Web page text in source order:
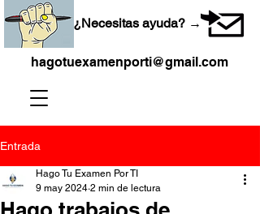
¿Necesitas ayuda? →
hagotuexamenporti@gmail.com
Entrada
Hago Tu Examen Por TI
9 may 2024 2 min de lectura